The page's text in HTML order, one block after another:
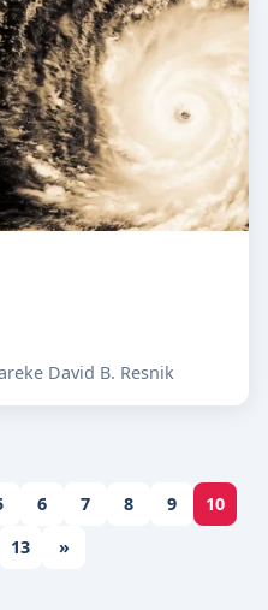
David B. Resnik
6 7 8 9
10
13 »